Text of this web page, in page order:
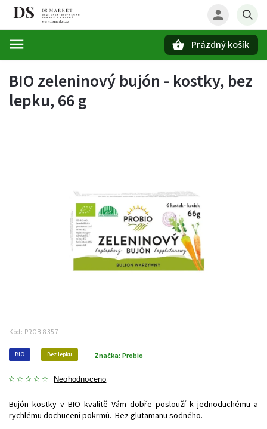
Prázdný košík
BIO zeleninový bujón - kostky, bez
lepku, 66 g
Kód: PROB-8357
BIO Bez lepku
Neohodnoceno
Značka: Probio
Bujón kostky v BIO kvalitě Vám dobře poslouží k jednoduchému a
rychlému dochucení pokrmů. Bez glutamanu sodného.